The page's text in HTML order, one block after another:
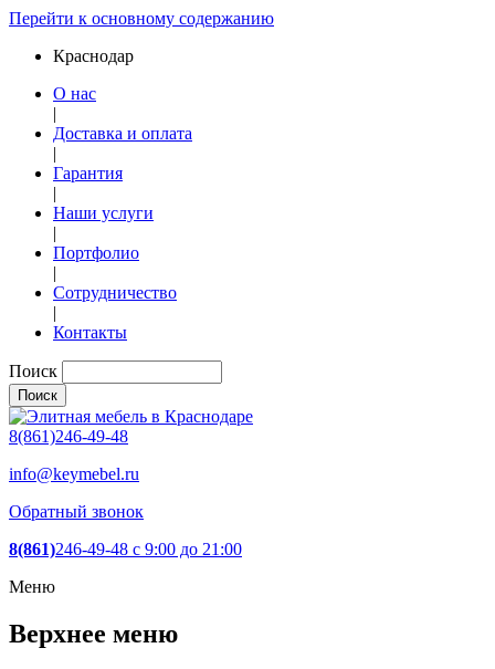
Перейти к основному содержанию
Краснодар
О нас
|
Доставка и оплата
|
Гарантия
|
Наши услуги
|
Портфолио
|
Сотрудничество
|
Контакты
Поиск
8(861)246-49-48
info@keymebel.ru
Обратный звонок
8(861)246-49-48 c 9:00 до 21:00
Меню
Верхнее меню